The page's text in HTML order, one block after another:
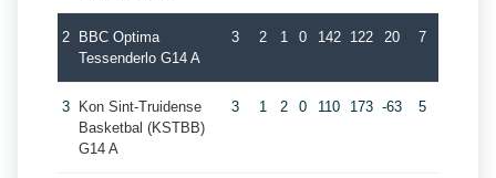
2
BBC Optima
Tessenderlo G14 A
3 2 1 0 142 122 20 7
3
Kon Sint-Truidense
Basketbal (KSTBB)
G14 A
3 1 2 0 110 173 -63 5